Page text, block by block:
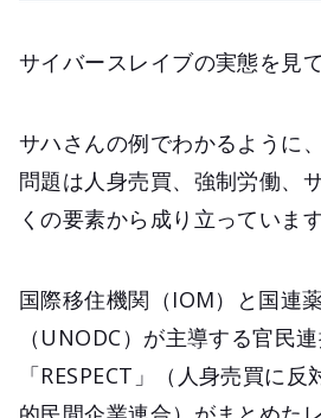
サイバースレイブの実態を見
サハさんの例でわかるように
問題は人身売買、強制労働、
くの要素から成り立っています
国際移住機関（IOM）と国連
（UNODC）が主導する官民
「RESPECT」（人身売買に